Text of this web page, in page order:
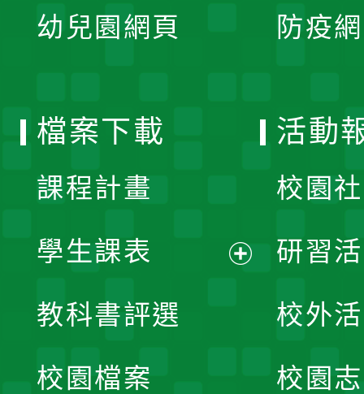
幼兒園網頁 防疫
檔案下載
課程計畫
學生課表
教科書評選
校園檔案
活動
校園
研習
校外
校園